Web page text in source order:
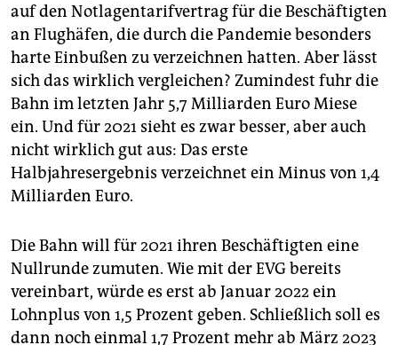
auf den Notlagentarifvertrag für die Beschäftigten
an Flughäfen, die durch die Pandemie besonders
harte Einbußen zu verzeichnen hatten. Aber lässt
sich das wirklich vergleichen? Zumindest fuhr die
Bahn im letzten Jahr 5,7 Milliarden Euro Miese
ein. Und für 2021 sieht es zwar besser, aber auch
nicht wirklich gut aus: Das erste
Halbjahresergebnis verzeichnet ein Minus von 1,4
Milliarden Euro.
Die Bahn will für 2021 ihren Beschäftigten eine
Nullrunde zumuten. Wie mit der EVG bereits
vereinbart, würde es erst ab Januar 2022 ein
Lohnplus von 1,5 Prozent geben. Schließlich soll es
dann noch einmal 1,7 Prozent mehr ab März 2023